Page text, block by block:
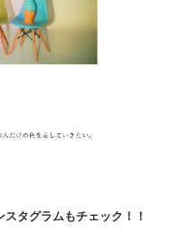
タグラムもチェック！！